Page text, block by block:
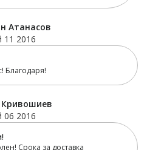
Атанасов
11 2016
Благодаря!
Кривошиев
06 2016
Срока за доставка